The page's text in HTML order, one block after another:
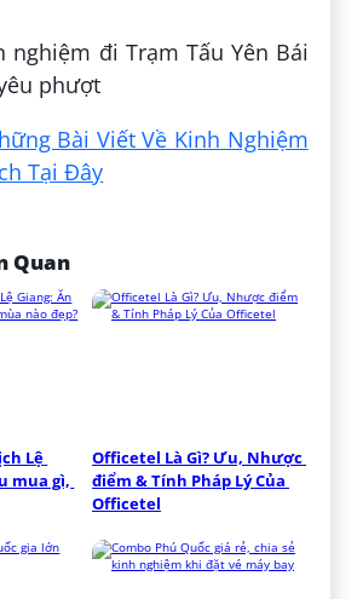
nghiệm đi Trạm Tấu Yên Bái
phượt
Bài Viết Về Kinh Nghiệm
Tại Đây
Quan
Lệ
mua gì,
Officetel Là Gì? Ưu, Nhược
điểm & Tính Pháp Lý Của
Officetel